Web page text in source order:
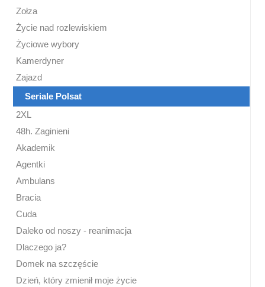
Zołza
Życie nad rozlewiskiem
Życiowe wybory
Kamerdyner
Zajazd
Seriale Polsat
2XL
48h. Zaginieni
Akademik
Agentki
Ambulans
Bracia
Cuda
Daleko od noszy - reanimacja
Dlaczego ja?
Domek na szczęście
Dzień, który zmienił moje życie